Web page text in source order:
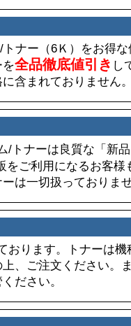
ナー（6Ｋ）をお得
全品徹底値引き し
含まれておりません。
/トナーは良質な「新品
をご利用になるお客
は一切扱っておりませ
おります。トナーは
、ご注文ください。
ださい。